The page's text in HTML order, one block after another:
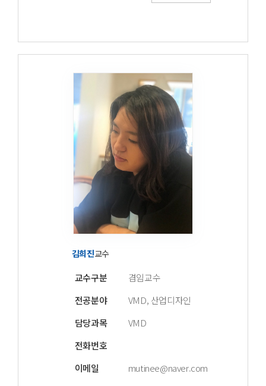
김희진교수
교수구분
겸임교수
전공분야
VMD, 산업디자인
담당과목
VMD
전화번호
이메일
mutinee@naver.com